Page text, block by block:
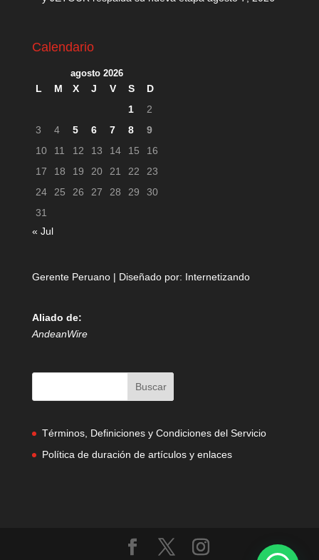
Calendario
agosto 2026
L M X J V S
D
1
2
3
4 5 6 7 8
9
10
11 12 13 14 15
16
17
18 19 20 21 22
23
24
25 26 27 28 29
30
31
« Jul
Gerente Peruano | Diseñado por: Internetizando
Aliado de:
AndeanWire
Términos, Definiciones y Condiciones del Servicio
Política de duración de artículos y enlaces